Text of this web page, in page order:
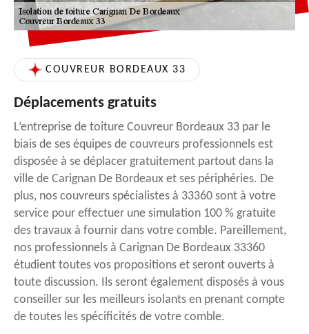
COUVREUR BORDEAUX 33
Déplacements gratuits
L’entreprise de toiture Couvreur Bordeaux 33 par le
biais de ses équipes de couvreurs professionnels est
disposée à se déplacer gratuitement partout dans la
ville de Carignan De Bordeaux et ses périphéries. De
plus, nos couvreurs spécialistes à 33360 sont à votre
service pour effectuer une simulation 100 % gratuite
des travaux à fournir dans votre comble. Pareillement,
nos professionnels à Carignan De Bordeaux 33360
étudient toutes vos propositions et seront ouverts à
toute discussion. Ils seront également disposés à vous
conseiller sur les meilleurs isolants en prenant compte
de toutes les spécificités de votre comble.